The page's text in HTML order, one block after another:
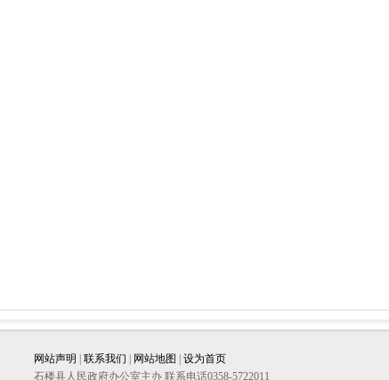
网站声明 联系我们 网站地图
设为首页
石楼县人民政府办公室主办 联系电话0358-5722011